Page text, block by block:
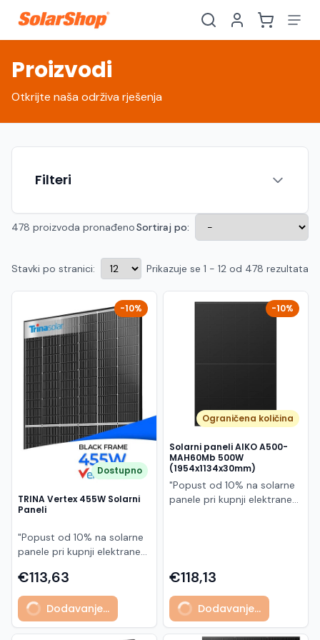
Hrvatski EN
Crnogorski
MK Македонски
Proizvodi
Otkrijte naša održiva rješenja
Filteri
478 proizvoda pronađenoSortiraj po:
Stavki po stranici: Prikazuje se 1 - 12 od 478 rezultata
-10%
Dostupno
TRINA Vertex 455W Solarni
Paneli
"Popust od 10% na solarne
panele pri kupnji elektrane
Model TSM-455NEG9R.28
predstavlja napredni
glass/glass N-type solarni
modul s visokom
učinkovitošću, dugim
€113,63
Dodavanje...
-10%
Ograničena količina
Solarni paneli AIKO A500-
MAH60Mb 500W
(1954x1134x30mm)
"Popust od 10% na solarne
panele pri kupnji elektrane
500 W iz Neostar 2S serije,
baziran na naprednoj N-
type ABC (All Back Contact)
tehnologiji. Ovaj panel je
namijenjen za moderne
€118,13
Dodavanje...